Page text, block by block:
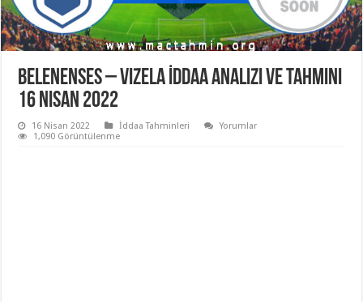
Belenenses – Vizela İddaa Analizi ve Tahmini
16 Nisan 2022
16 Nisan 2022 İddaa Tahminleri
Yorumlar
1,090 Görüntülenme